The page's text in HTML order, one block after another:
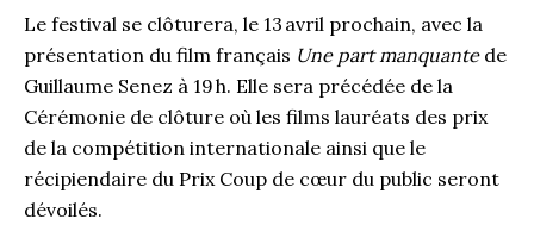
Le festival se clôturera, le 13 avril prochain, avec la
présentation du film français Une part manquantede
Guillaume Senez à 19 h. Elle sera précédée de la
Cérémonie de clôture où les films lauréats des prix
de la compétition internationale ainsi que le
récipiendaire du Prix Coup de cœur du public seront
dévoilés.